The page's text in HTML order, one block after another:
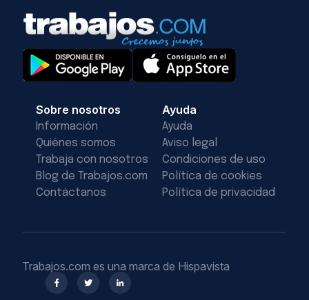
Sobre nosotros
Información
Quiénes somos
Trabaja con nosotros
Blog de Trabajos.com
Contáctanos
Ayuda
Ayuda
Aviso legal
Condiciones de uso
Política de cookies
Política de privacidad
Trabajos.com es una marca de Hispavista